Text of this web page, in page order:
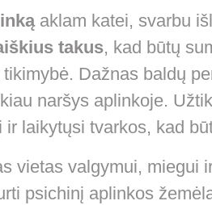
aklam katei, svarbu
takus, kad būtų
Dažnas baldų
naršys aplinkoje.
ir laikytųsi tvarkos, kad
vietas valgymui, miegui
psichinį aplinkos